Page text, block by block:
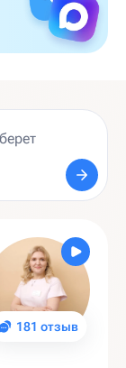
181 отзыв